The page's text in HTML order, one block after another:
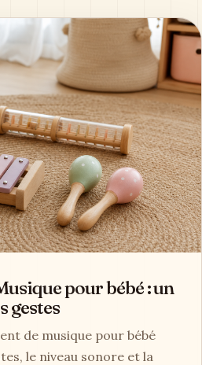
pour bébé : un
gestes
de musique pour bébé
le niveau sonore et la